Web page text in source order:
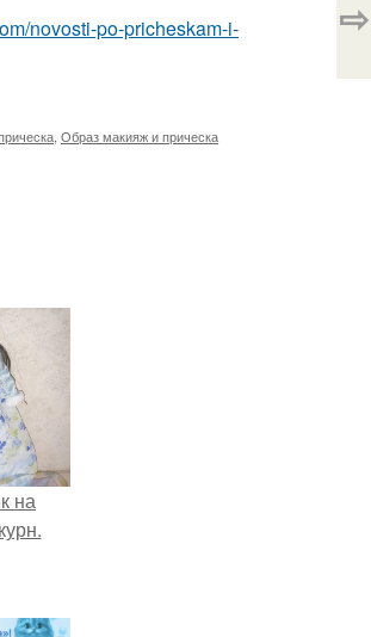
novosti-po-pricheskam-i-
Образ макияж и прическа
⇨
на